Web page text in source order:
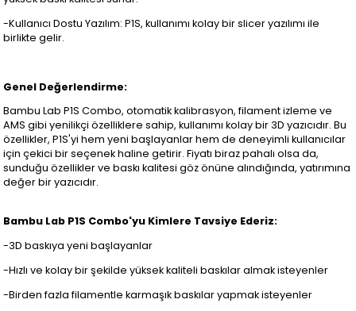
-Kullanıcı Dostu Yazılım: P1S, kullanımı kolay bir slicer yazılımı ile
birlikte gelir.
Genel Değerlendirme:
Bambu Lab P1S Combo, otomatik kalibrasyon, filament izleme ve
AMS gibi yenilikçi özelliklere sahip, kullanımı kolay bir 3D yazıcıdır. Bu
özellikler, P1S'yi hem yeni başlayanlar hem de deneyimli kullanıcılar
için çekici bir seçenek haline getirir. Fiyatı biraz pahalı olsa da,
sunduğu özellikler ve baskı kalitesi göz önüne alındığında, yatırımına
değer bir yazıcıdır.
Bambu Lab P1S Combo'yu Kimlere Tavsiye Ederiz:
-3D baskıya yeni başlayanlar
-Hızlı ve kolay bir şekilde yüksek kaliteli baskılar almak isteyenler
-Birden fazla filamentle karmaşık baskılar yapmak isteyenler